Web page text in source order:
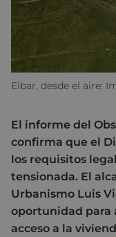
Eibar, desde el aire:
El informe del
confirma que el
los requisitos
tensionada. El
Urbanismo Luis
oportunidad para
acceso a la